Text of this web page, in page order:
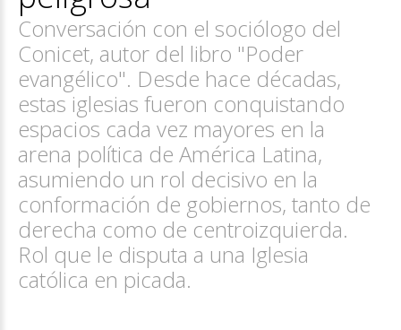
Conversación con el sociólogo del
Conicet, autor del libro "Poder
evangélico". Desde hace décadas,
estas iglesias fueron conquistando
espacios cada vez mayores en la
arena política de América Latina,
asumiendo un rol decisivo en la
conformación de gobiernos, tanto de
derecha como de centroizquierda.
Rol que le disputa a una Iglesia
católica en picada.